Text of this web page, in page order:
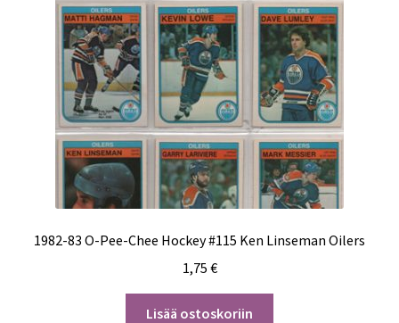
1982-83 O-Pee-Chee Hockey #115 Ken Linseman Oilers
1,75 €
Lisää ostoskoriin